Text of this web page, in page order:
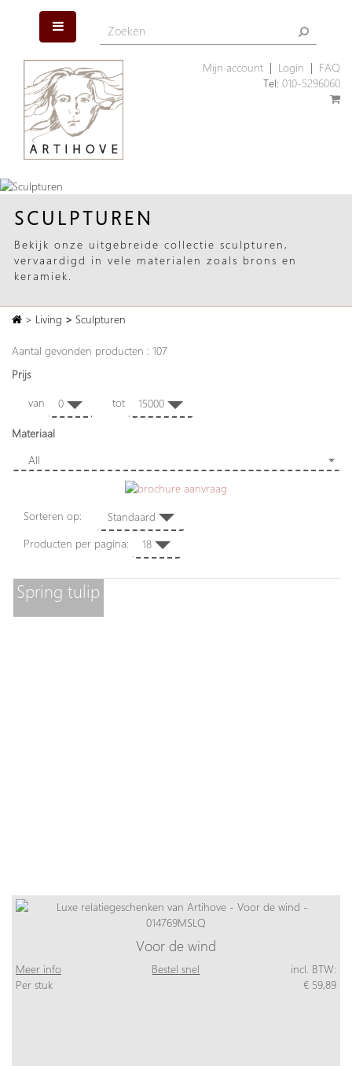
Mijn account| Login
FAQ
Tel: 010-5296060
SCULPTUREN
Bekijk onze uitgebreide collectie sculpturen,
vervaardigd in vele materialen zoals brons en
keramiek.
> Living > Sculpturen
Aantal gevonden producten : 107
Prijs
van 0 tot 15000
Materiaal
All
Sorteren op: Standaard
Producten per pagina: 18
Spring tulip
Voor de wind
Meer info Bestel snel
incl. BTW:
Per stuk
€ 59,89